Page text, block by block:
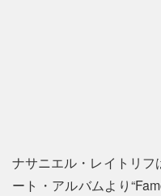
ナサニエル・レイトリフ
ート・アルバムより